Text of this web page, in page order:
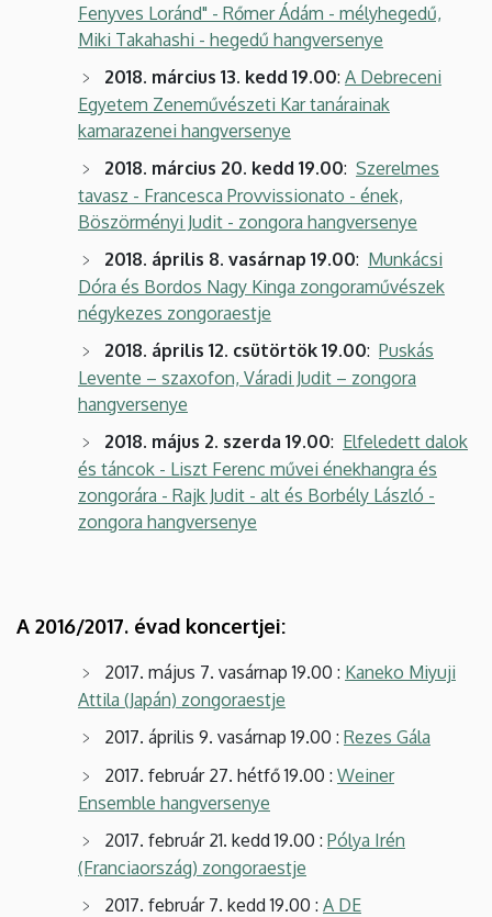
Fenyves Loránd" - Rőmer Ádám - mélyhegedű,
Miki Takahashi - hegedű hangversenye
2018. március 13. kedd 19.00: A Debreceni
Egyetem Zeneművészeti Kar tanárainak
kamarazenei hangversenye
2018. március 20. kedd 19.00: Szerelmes
tavasz - Francesca Provvissionato - ének,
Böszörményi Judit - zongora hangversenye
2018. április 8. vasárnap 19.00: Munkácsi
Dóra és Bordos Nagy Kinga zongoraművészek
négykezes zongoraestje
2018. április 12. csütörtök 19.00: Puskás
Levente – szaxofon, Váradi Judit – zongora
hangversenye
2018. május 2. szerda 19.00: Elfeledett dalok
és táncok - Liszt Ferenc művei énekhangra és
zongorára - Rajk Judit - alt és Borbély László -
zongora hangversenye
A 2016/2017. évad koncertjei:
2017. május 7. vasárnap 19.00 : Kaneko Miyuji
Attila (Japán) zongoraestje
2017. április 9. vasárnap 19.00 : Rezes Gála
2017. február 27. hétfő 19.00 : Weiner
Ensemble hangversenye
2017. február 21. kedd 19.00 : Pólya Irén
(Franciaország) zongoraestje
2017. február 7. kedd 19.00 : A DE